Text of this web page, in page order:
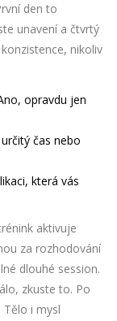
den to
unavení a čtvrtý
nikoliv
opravdu jen
čas nebo
která vás
aktivuje
za rozhodování
dlouhé session.
zkuste to. Po
i mysl